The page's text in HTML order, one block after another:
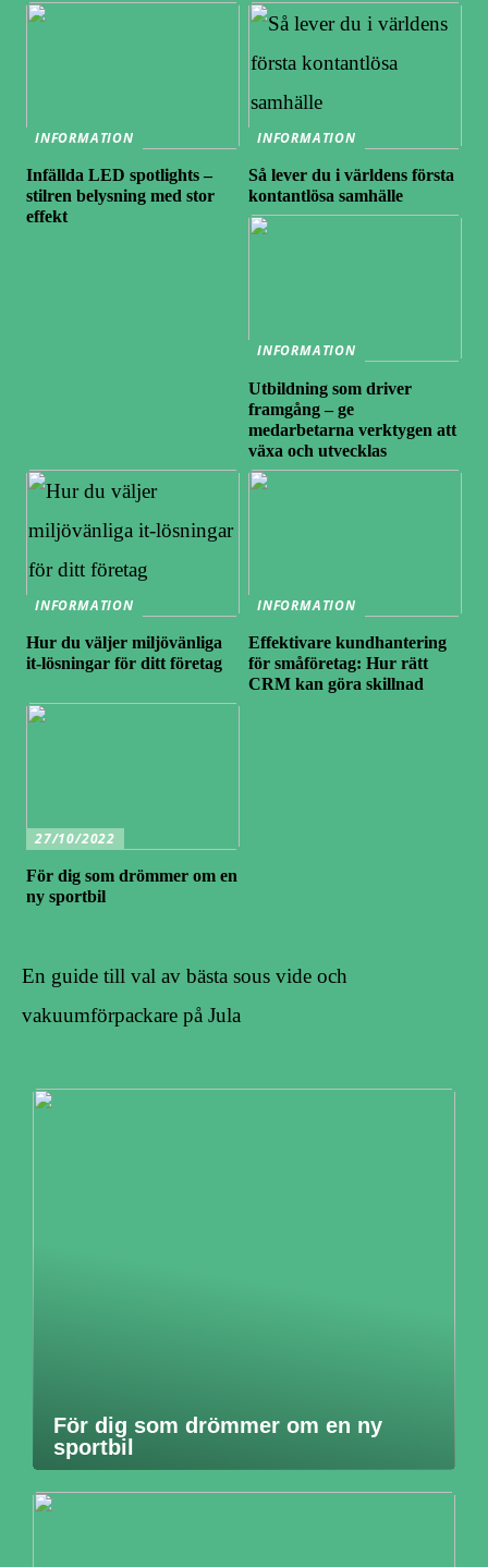
INFORMATION
Infällda LED spotlights –
stilren belysning med stor
effekt
INFORMATION
Så lever du i världens första
kontantlösa samhälle
INFORMATION
Utbildning som driver
framgång – ge
medarbetarna verktygen att
växa och utvecklas
INFORMATION
Hur du väljer miljövänliga
it-lösningar för ditt företag
INFORMATION
Effektivare kundhantering
för småföretag: Hur rätt
CRM kan göra skillnad
27/10/2022
För dig som drömmer om en
ny sportbil
En guide till val av bästa sous vide och
vakuumförpackare på Jula
För dig som drömmer om en ny
sportbil